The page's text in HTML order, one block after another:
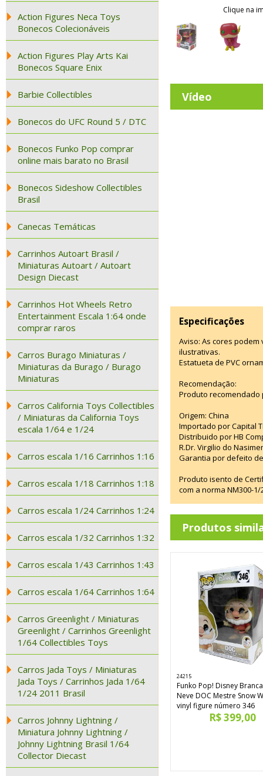
Action Figures Neca Toys
Bonecos Colecionáveis
Action Figures Play Arts Kai
Bonecos Square Enix
Barbie Collectibles
Bonecos do UFC Round 5 / DTC
Bonecos Funko Pop comprar
online mais barato no Brasil
Bonecos Sideshow Collectibles
Brasil
Canecas Temáticas
Carrinhos Autoart Brasil /
Miniaturas Autoart / Autoart
Design Diecast
Carrinhos Hot Wheels Retro
Entertainment Escala 1:64 onde
comprar raros
Carros Burago Miniaturas /
Miniaturas da Burago / Burago
Miniaturas
Carros California Toys Collectibles
/ Miniaturas da California Toys
escala 1/64 e 1/24
Carros escala 1/16 Carrinhos 1:16
Carros escala 1/18 Carrinhos 1:18
Carros escala 1/24 Carrinhos 1:24
Carros escala 1/32 Carrinhos 1:32
Carros escala 1/43 Carrinhos 1:43
Carros escala 1/64 Carrinhos 1:64
Carros Greenlight / Miniaturas
Greenlight / Carrinhos Greenlight
1/64 Collectibles Toys
Carros Jada Toys / Miniaturas
Jada Toys / Carrinhos Jada 1/64
1/24 2011 Brasil
Carros Johnny Lightning /
Miniatura Johnny Lightning /
Johnny Lightning Brasil 1/64
Collector Diecast
Clique na
Vídeo
Especificações
Aviso: As cores
ilustrativas.
Estatueta de PVC
Recomendação:
Produto recomendado
Origem: China
Importado por Capital
Distribuido por HB
R.Dr. Virgilio do
Garantia por defeito
Produto isento de
com a norma NM300-
Produtos
24215
Funko Pop! Disney
Neve DOC Mestre Snow
vinyl figure número 346
R$ 399,00